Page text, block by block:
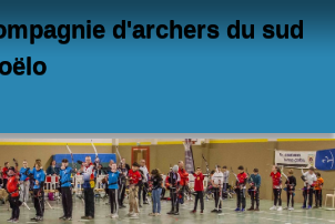
d'archers du sud
cookies